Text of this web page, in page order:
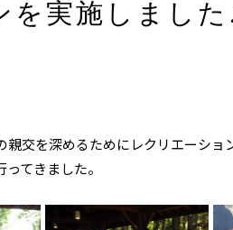
を実施しました
交を深めるためにレクリエーショ
ってきました。